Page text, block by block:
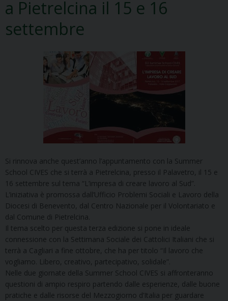
a Pietrelcina il 15 e 16
settembre
Si rinnova anche quest’anno l’appuntamento con la Summer
School CIVES che si terrà a Pietrelcina, presso il Palavetro, il 15 e
16 settembre sul tema “L’impresa di creare lavoro al Sud”.
L’iniziativa è promossa dall’Ufficio Problemi Sociali e Lavoro della
Diocesi di Benevento, dal Centro Nazionale per il Volontariato e
dal Comune di Pietrelcina.
Il tema scelto per questa terza edizione si pone in ideale
connessione con la Settimana Sociale dei Cattolici Italiani che si
terrà a Cagliari a fine ottobre, che ha per titolo “Il lavoro che
vogliamo. Libero, creativo, partecipativo, solidale”.
Nelle due giornate della Summer School CIVES si affronteranno
questioni di ampio respiro partendo dalle esperienze, dalle buone
pratiche e dalle risorse del Mezzogiorno d’Italia per guardare